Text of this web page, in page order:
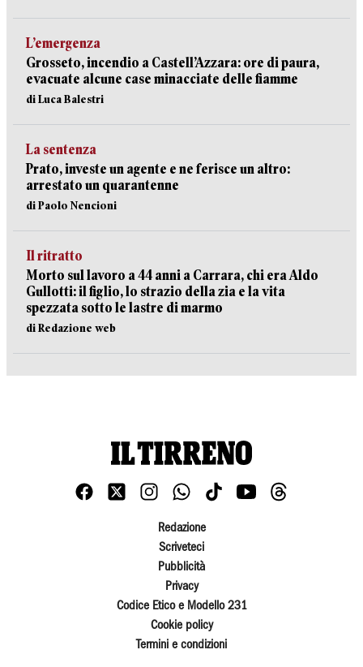
L’emergenza
Grosseto, incendio a Castell’Azzara: ore di paura,
evacuate alcune case minacciate delle fiamme
di Luca Balestri
La sentenza
Prato, investe un agente e ne ferisce un altro:
arrestato un quarantenne
di Paolo Nencioni
Il ritratto
Morto sul lavoro a 44 anni a Carrara, chi era Aldo
Gullotti: il figlio, lo strazio della zia e la vita
spezzata sotto le lastre di marmo
di Redazione web
Redazione
Scriveteci
Pubblicità
Privacy
Codice Etico e Modello 231
Cookie policy
Termini e condizioni